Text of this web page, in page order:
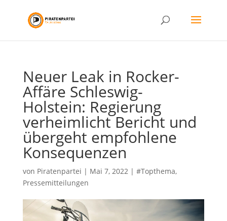
Neuer Leak in Rocker-
Affäre Schleswig-
Holstein: Regierung
verheimlicht Bericht und
übergeht empfohlene
Konsequenzen
von Piratenpartei | Mai 7, 2022| #Topthema,
Pressemitteilungen